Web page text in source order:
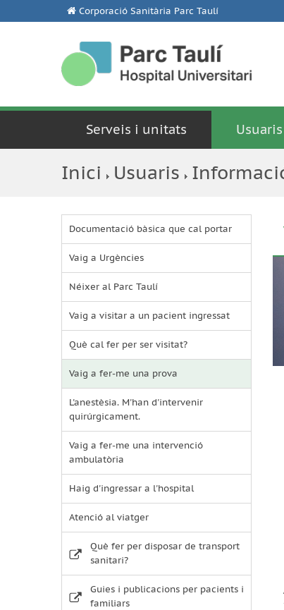
Corporació Sanitària Parc Taulí
Serveis i unitats Usuaris
Inici Usuaris
Documentació bàsica que cal portar
Vaig a Urgències
Néixer al Parc Taulí
Vaig a visitar a un pacient ingressat
Què cal fer per ser visitat?
Vaig a fer-me una prova
L'anestèsia. M'han d'intervenir
quirúrgicament.
Vaig a fer-me una intervenció
ambulatòria
Haig d'ingressar a l'hospital
Atenció al viatger
Què fer per disposar de transport
sanitari?
Guies i publicacions per pacients i
familiars